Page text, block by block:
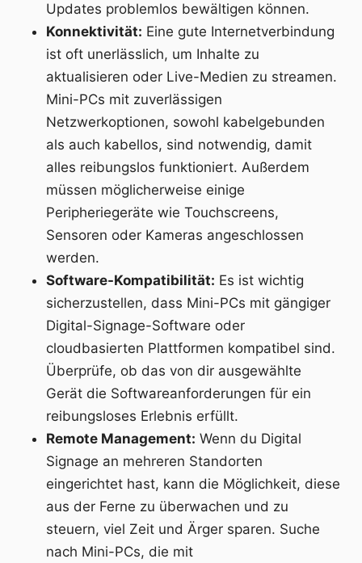
Updates problemlos bewältigen können.
Konnektivität: Eine gute Internetverbindung
ist oft unerlässlich, um Inhalte zu
aktualisieren oder Live-Medien zu streamen.
Mini-PCs mit zuverlässigen
Netzwerkoptionen, sowohl kabelgebunden
als auch kabellos, sind notwendig, damit
alles reibungslos funktioniert. Außerdem
müssen möglicherweise einige
Peripheriegeräte wie Touchscreens,
Sensoren oder Kameras angeschlossen
werden.
Software-Kompatibilität: Es ist wichtig
sicherzustellen, dass Mini-PCs mit gängiger
Digital-Signage-Software oder
cloudbasierten Plattformen kompatibel sind.
Überprüfe, ob das von dir ausgewählte
Gerät die Softwareanforderungen für ein
reibungsloses Erlebnis erfüllt.
Remote Management: Wenn du Digital
Signage an mehreren Standorten
eingerichtet hast, kann die Möglichkeit, diese
aus der Ferne zu überwachen und zu
steuern, viel Zeit und Ärger sparen. Suche
nach Mini-PCs, die mit